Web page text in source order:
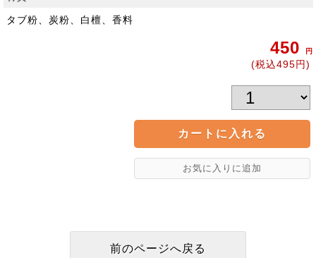
タブ粉、炭粉、白檀、香料
450 円
(税込495円)